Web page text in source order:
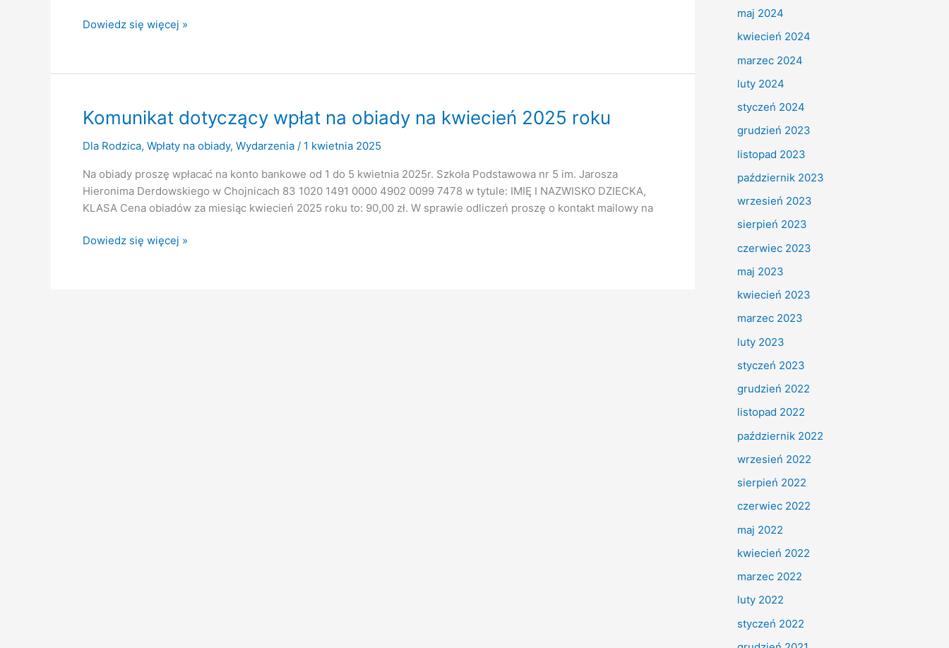
Uwaga!!!Zamknięte
strony
Dowiedz się więcej »
Komunikat dotyczący wpłat na obiady na kwiecień 2025 roku
Dla Rodzica, Wpłaty na obiady, Wydarzenia / 1 kwietnia 2025
Na obiady proszę wpłacać na konto bankowe od 1 do 5 kwietnia 2025r. Szkoła Podstawowa nr 5 im. Jarosza
Hieronima Derdowskiego w Chojnicach 83 1020 1491 0000 4902 0099 7478 w tytule: IMIĘ I NAZWISKO DZIECKA,
KLASA Cena obiadów za miesiąc kwiecień 2025 roku to: 90,00 zł. W sprawie odliczeń proszę o kontakt mailowy na
Komunikat
Dowiedz się więcej »
maj 2024
kwiecień 2024
marzec 2024
luty 2024
styczeń 2024
grudzień 2023
listopad 2023
październik 2023
wrzesień 2023
sierpień 2023
czerwiec 2023
maj 2023
kwiecień 2023
marzec 2023
luty 2023
styczeń 2023
grudzień 2022
listopad 2022
październik 2022
wrzesień 2022
sierpień 2022
czerwiec 2022
maj 2022
kwiecień 2022
marzec 2022
luty 2022
styczeń 2022